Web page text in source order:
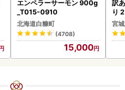
エンペラーサーモン 900g
_T015-0910
北海道白糠町
(4708)
15,000
訳
り
鮭
宮